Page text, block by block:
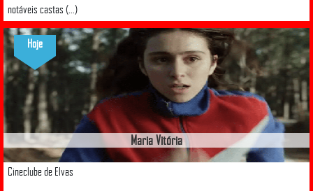
notáveis castas (...)
Maria Vitória
Cineclube de Elvas
Hoje